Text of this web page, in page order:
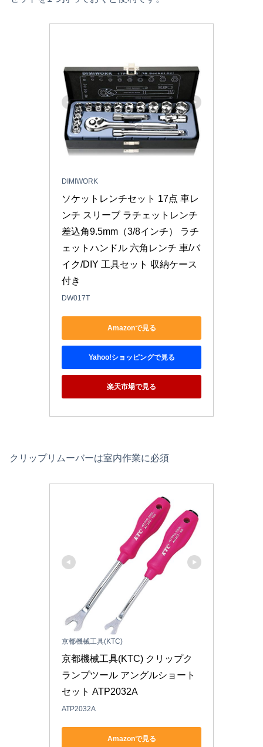
DIMIWORK
ソケットレンチセット 17点 車レ
ンチ スリーブ ラチェットレンチ
差込角9.5mm（3/8インチ） ラチ
ェットハンドル 六角レンチ 車/バ
イク/DIY 工具セット 収納ケース
付き
DW017T
Amazonで見る
Yahoo!ショッピングで見る
楽天市場で見る
クリップリムーバーは室内作業に必須
京都機械工具(KTC)
京都機械工具(KTC) クリップク
ランプツール アングルショート
セット ATP2032A
ATP2032A
Amazonで見る